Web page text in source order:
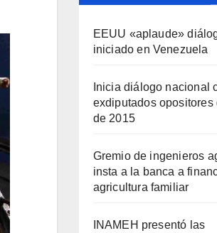
EEUU «aplaude»
iniciado en Venezuela
Inicia diálogo nacional
exdiputados opositores
de 2015
Gremio de ingenieros
insta a la banca a
agricultura familiar
INAMEH presentó las